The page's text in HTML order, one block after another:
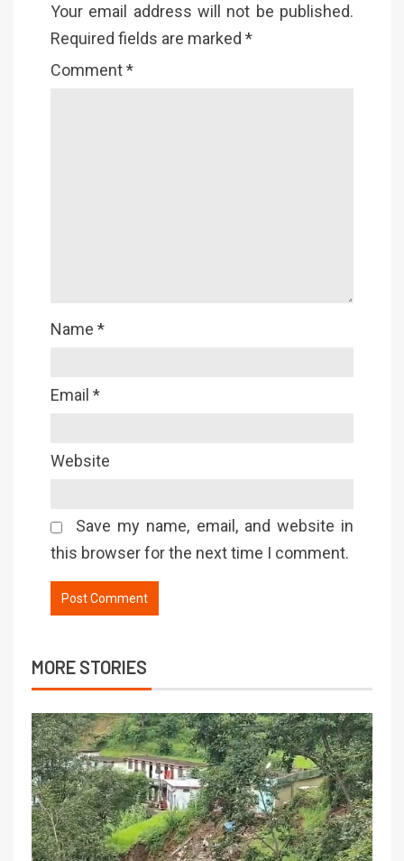
Your email address will not be published.
Required fields are marked *
Comment*
Name *
Email *
Website
Save my name, email, and website in
this browser for the next time I comment.
MORE STORIES